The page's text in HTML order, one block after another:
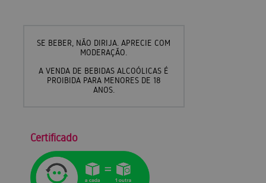
SE BEBER, NÃO DIRIJA. APRECIE COM
MODERAÇÃO.
A VENDA DE BEBIDAS ALCOÓLICAS É
PROIBIDA PARA MENORES DE 18
ANOS.
Certificado